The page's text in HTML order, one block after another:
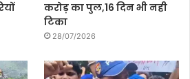
करोड़ का पुल,16 दिन भी नही
टिका
28/07/2026